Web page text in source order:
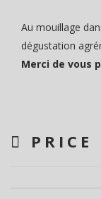
Au mouillage
dégustation
Merci de vous
PRICE